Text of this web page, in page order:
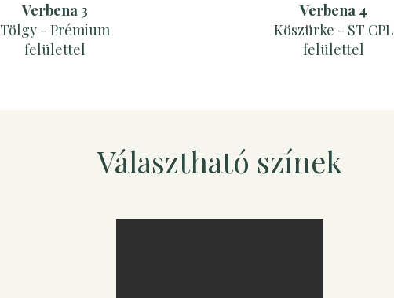
Verbena 3
Tölgy - Prémium
felülettel
Verbena 4
Köszürke - ST CPL
felülettel
Választható színek